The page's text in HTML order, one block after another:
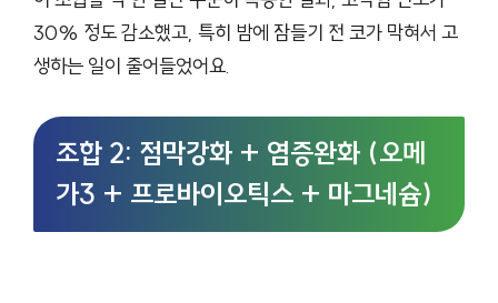
30% 정도 감소했고, 특히 밤에 잠들기 전 코가 막혀서 고
생하는 일이 줄어들었어요.
조합 2: 점막강화 + 염증완화 (오메
가3 + 프로바이오틱스 + 마그네슘)